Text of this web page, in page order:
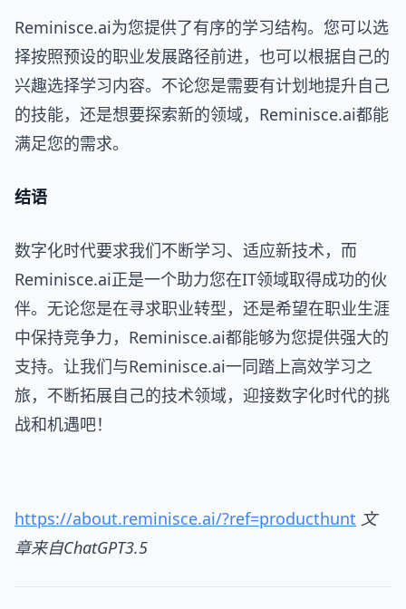
Reminisce.ai为您提供了有序的学习结构。您可以选
择按照预设的职业发展路径前进，也可以根据自己的
兴趣选择学习内容。不论您是需要有计划地提升自己
的技能，还是想要探索新的领域，Reminisce.ai都能
满足您的需求。
结语
数字化时代要求我们不断学习、适应新技术，而
Reminisce.ai正是一个助力您在IT领域取得成功的伙
伴。无论您是在寻求职业转型，还是希望在职业生涯
中保持竞争力，Reminisce.ai都能够为您提供强大的
支持。让我们与Reminisce.ai一同踏上高效学习之
旅，不断拓展自己的技术领域，迎接数字化时代的挑
战和机遇吧！
https://about.reminisce.ai/?ref=producthunt 文
章来自ChatGPT3.5